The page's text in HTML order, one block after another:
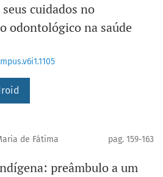
cuidados no
odontológico na saúde
de Fátima
pag. 159-163
preâmbulo a um